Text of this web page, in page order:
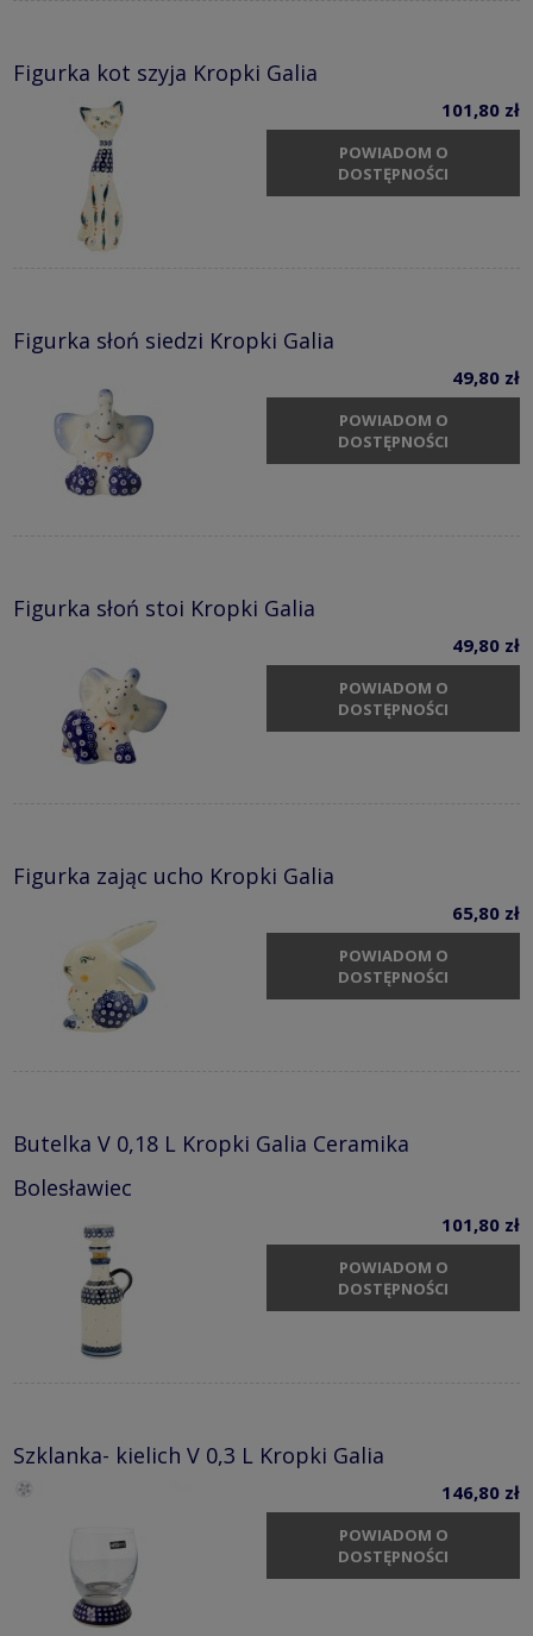
Figurka kot szyja Kropki Galia
101,80 zł
POWIADOM O
DOSTĘPNOŚCI
Figurka słoń siedzi Kropki Galia
49,80 zł
POWIADOM O
DOSTĘPNOŚCI
Figurka słoń stoi Kropki Galia
49,80 zł
POWIADOM O
DOSTĘPNOŚCI
Figurka zając ucho Kropki Galia
65,80 zł
POWIADOM O
DOSTĘPNOŚCI
Butelka V 0,18 L Kropki Galia Ceramika
Bolesławiec
101,80 zł
POWIADOM O
DOSTĘPNOŚCI
Szklanka- kielich V 0,3 L Kropki Galia
146,80 zł
POWIADOM O
DOSTĘPNOŚCI